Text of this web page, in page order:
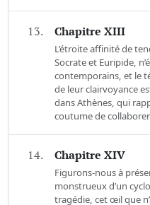
13. Chapitre XIII
L’étroite affinité de
Socrate et Euripide,
contemporains, et le
de leur clairvoyance
dans Athènes, qui
coutume de
14. Chapitre XIV
Figurons-nous à
monstrueux d’un
tragédie, cet œil que